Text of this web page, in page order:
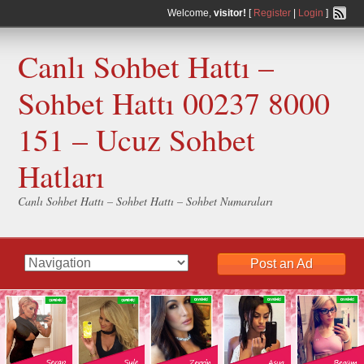
Welcome, visitor! [ Register| Login ]
Canlı Sohbet Hattı –
Sohbet Hattı 00237 8000
151 – Ucuz Sohbet
Hatları
Canlı Sohbet Hattı – Sohbet Hattı – Sohbet Numaraları
Post an Ad